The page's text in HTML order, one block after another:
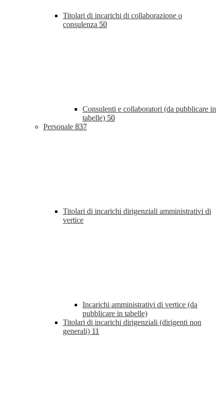
Titolari di incarichi di collaborazione o
consulenza 50
Consulenti e collaboratori (da pubblicare in
tabelle) 50
Personale 837
Titolari di incarichi dirigenziali amministrativi di
vertice
Incarichi amministrativi di vertice (da
pubblicare in tabelle)
Titolari di incarichi dirigenziali (dirigenti non
generali) 11